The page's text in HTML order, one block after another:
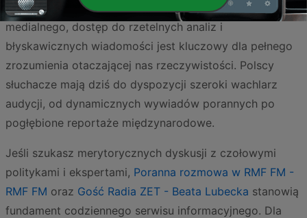
liście podcastów informacyjnych. W dobie szumu
medialnego, dostęp do rzetelnych analiz i
błyskawicznych wiadomości jest kluczowy dla pełnego
zrozumienia otaczającej nas rzeczywistości. Polscy
słuchacze mają dziś do dyspozycji szeroki wachlarz
audycji, od dynamicznych wywiadów porannych po
pogłębione reportaże międzynarodowe.
Jeśli szukasz merytorycznych dyskusji z czołowymi
politykami i ekspertami, Poranna rozmowa w RMF FM -
RMF FM oraz Gość Radia ZET - Beata Lubecka stanowią
fundament codziennego serwisu informacyjnego. Dla